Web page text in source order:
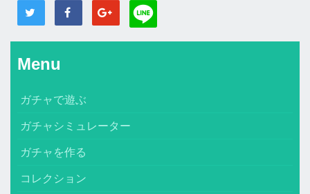
Menu
ガチャで遊ぶ
ガチャシミュレーター
ガチャを作る
コレクション